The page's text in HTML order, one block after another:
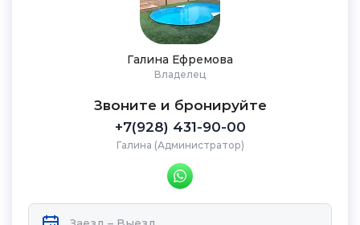
Галина Ефремова
Владелец
Звоните и бронируйте
+7(928) 431-90-00
Галина (Администратор)